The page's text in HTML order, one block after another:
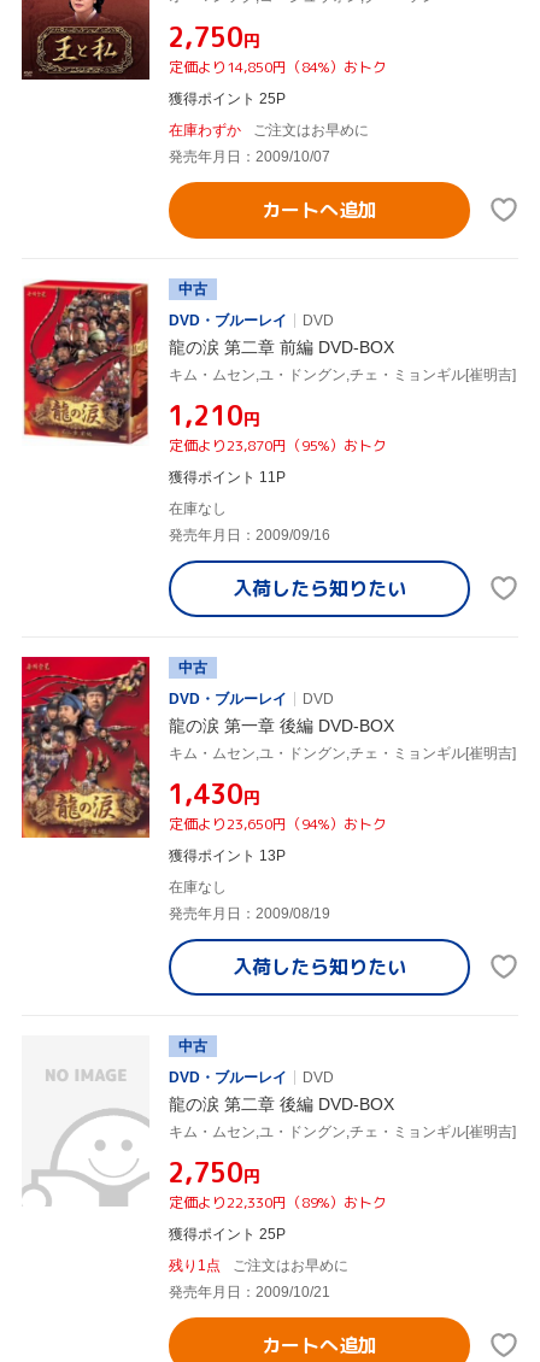
¥2,750円
定価より14,850円（84%）おトク
獲得ポイント 25P
在庫わずか
ご注文はお早めに
発売年月日：2009/10/07
カートへ追加
中古
DVD・ブルーレイ
DVD
龍の涙 第二章 前編 DVD-BOX
キム・ムセン,ユ・ドングン,チェ・ミョンギル[崔明吉]
¥1,210円
定価より23,870円（95%）おトク
獲得ポイント 11P
在庫なし
発売年月日：2009/09/16
入荷したら知りたい
中古
DVD・ブルーレイ
DVD
龍の涙 第一章 後編 DVD-BOX
キム・ムセン,ユ・ドングン,チェ・ミョンギル[崔明吉]
¥1,430円
定価より23,650円（94%）おトク
獲得ポイント 13P
在庫なし
発売年月日：2009/08/19
入荷したら知りたい
中古
DVD・ブルーレイ
DVD
龍の涙 第二章 後編 DVD-BOX
キム・ムセン,ユ・ドングン,チェ・ミョンギル[崔明吉]
¥2,750円
定価より22,330円（89%）おトク
獲得ポイント 25P
残り1点
ご注文はお早めに
発売年月日：2009/10/21
カートへ追加